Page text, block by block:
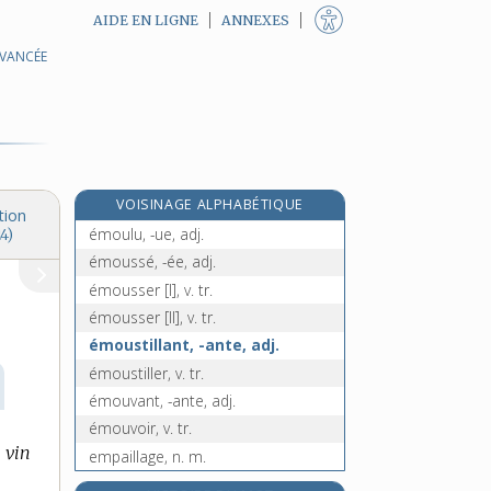
AIDE EN LIGNE ANNEXES
vin
VOISINAGE ALPHABÉTIQUE
émouleur, n. m.
émoulu, -ue, adj.
émoussé, -ée, adj.
émousser [I], v. tr.
émousser [II], v. tr.
émoustillant, -ante, adj.
émoustiller, v. tr.
émouvant, -ante, adj.
émouvoir, v. tr.
empaillage, n. m.
empaillé, -ée, adj.